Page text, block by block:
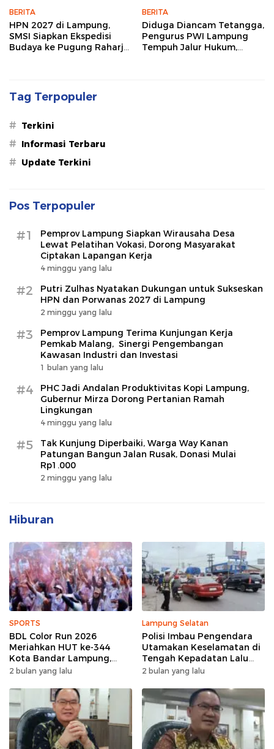
BERITA
HPN 2027 di Lampung,
SMSI Siapkan Ekspedisi
Budaya ke Pugung Raharjo
BERITA
Diduga Diancam Tetangga,
Pengurus PWI Lampung
Tempuh Jalur Hukum,
Tag Terpopuler
# Terkini
# Informasi Terbaru
# Update Terkini
Pos Terpopuler
#1
Pemprov Lampung Siapkan Wirausaha Desa
Lewat Pelatihan Vokasi, Dorong Masyarakat
Ciptakan Lapangan Kerja
4 minggu yang lalu
#2
Putri Zulhas Nyatakan Dukungan untuk Sukseskan
HPN dan Porwanas 2027 di Lampung
2 minggu yang lalu
#3
Pemprov Lampung Terima Kunjungan Kerja
Pemkab Malang, Sinergi Pengembangan
Kawasan Industri dan Investasi
1 bulan yang lalu
#4
PHC Jadi Andalan Produktivitas Kopi Lampung,
Gubernur Mirza Dorong Pertanian Ramah
Lingkungan
4 minggu yang lalu
#5
Tak Kunjung Diperbaiki, Warga Way Kanan
Patungan Bangun Jalan Rusak, Donasi Mulai
Rp1.000
2 minggu yang lalu
Hiburan
SPORTS
BDL Color Run 2026
Meriahkan HUT ke-344
Kota Bandar Lampung,
Wujud Semangat Sehat
2 bulan yang lalu
Lampung Selatan
Polisi Imbau Pengendara
Utamakan Keselamatan di
Tengah Kepadatan Lalu
Lintas Pagi Hari
2 bulan yang lalu